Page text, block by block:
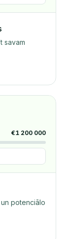
savam
€1 200 000
potenciālo